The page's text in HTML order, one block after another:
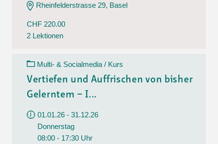
Rheinfelderstrasse 29, Basel
CHF 220.00
2 Lektionen
Multi- & Socialmedia / Kurs
Vertiefen und Auffrischen von bisher
Gelerntem – I...
01.01.26 - 31.12.26
Donnerstag
08:00 - 17:30 Uhr